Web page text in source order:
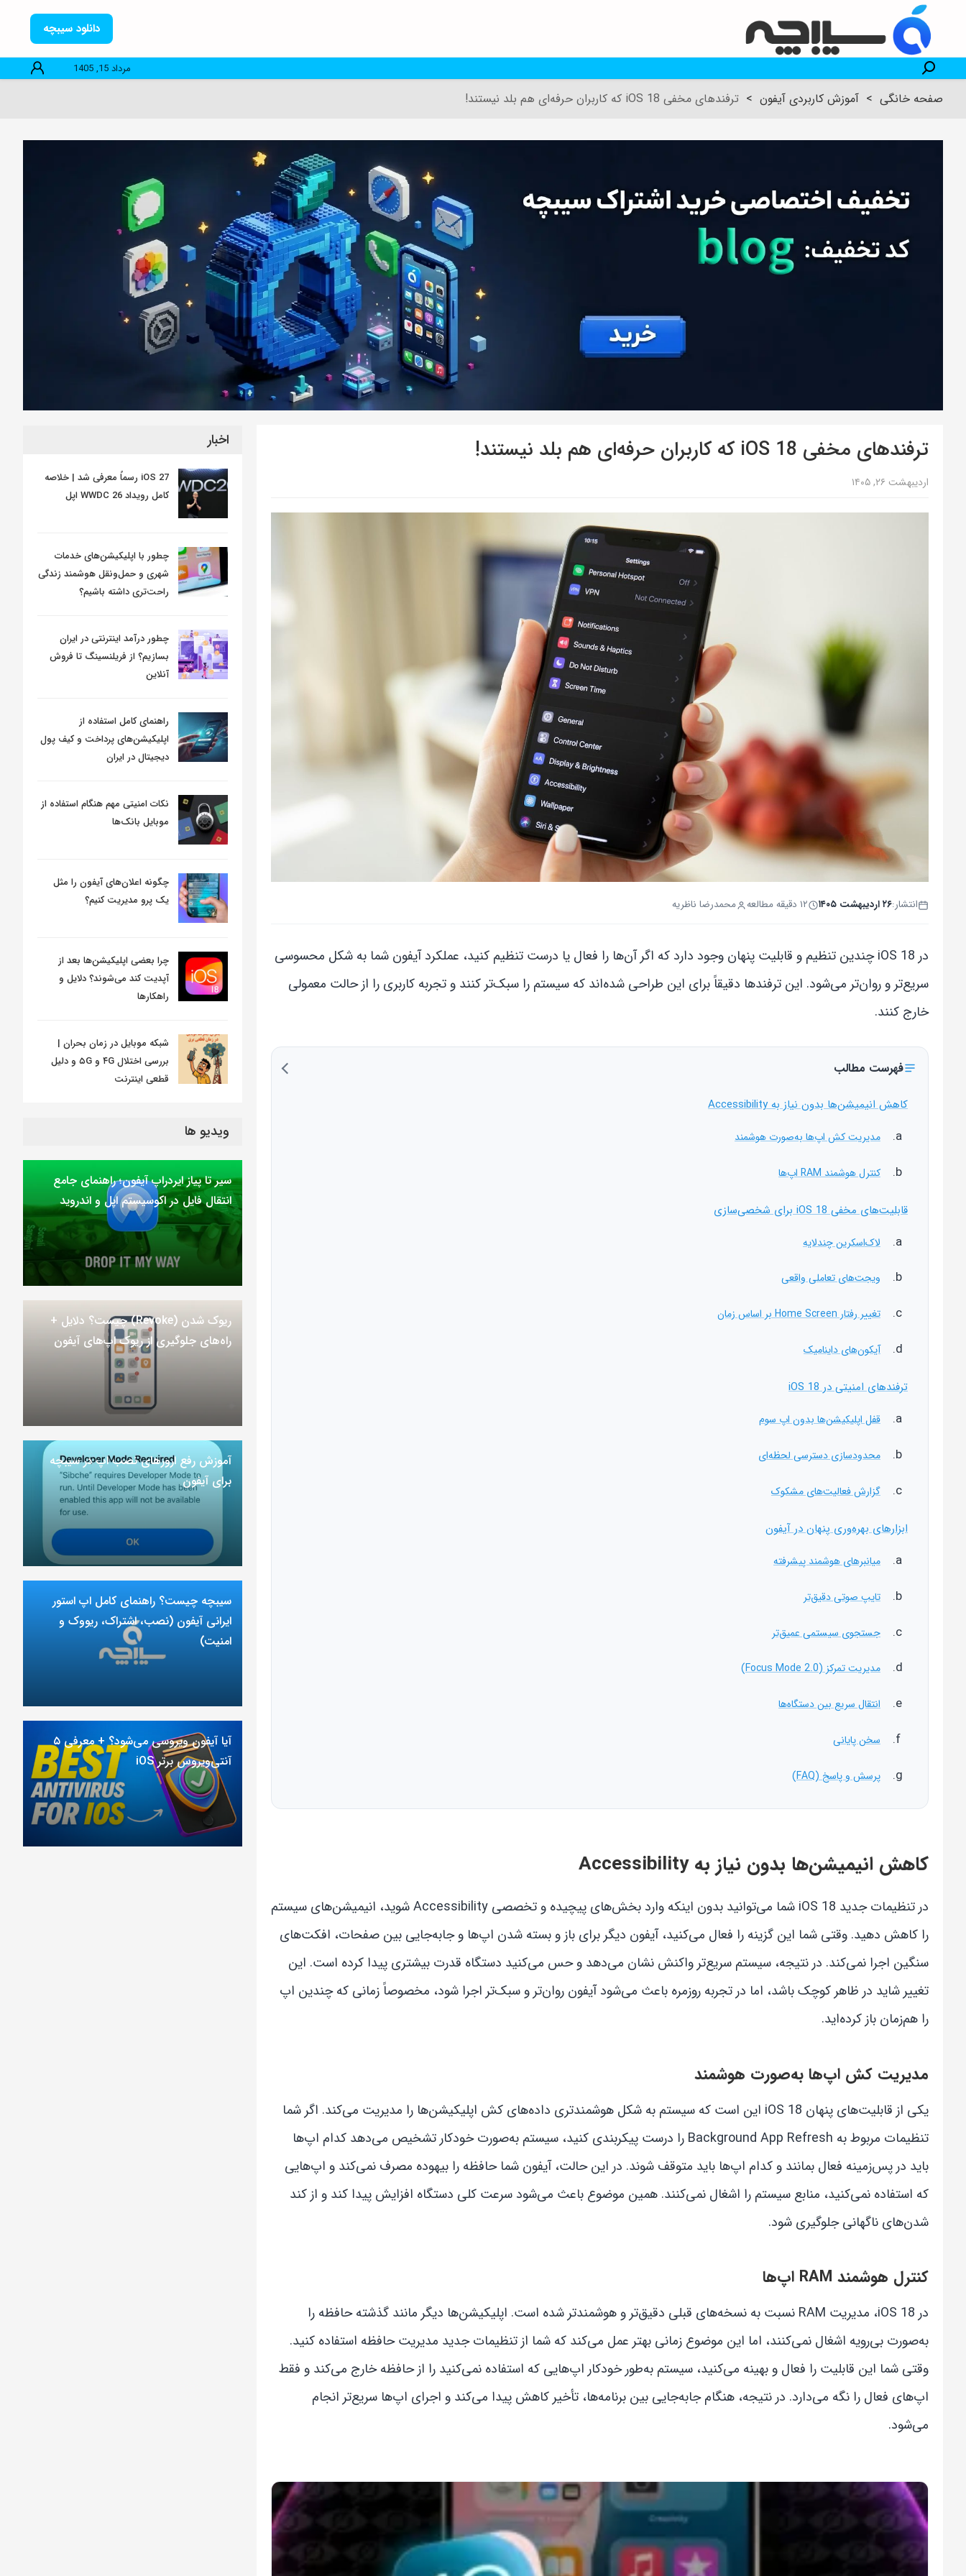
دانلود سیبچه
مرداد 15, 1405
صفحه خانگی > آموزش کاربردی آیفون > ترفندهای مخفی iOS 18 که کاربران حرفه‌ای هم بلد نیستند!
ترفندهای مخفی iOS 18 که کاربران حرفه‌ای هم بلد نیستند!
اردیبهشت ۲۶, ۱۴۰۵
انتشار:۲۶ اردیبهشت ۱۴۰۵ ۱۲ دقیقه مطالعه محمدرضا ناظریه
در iOS 18 چندین تنظیم و قابلیت پنهان وجود دارد که اگر آن‌ها را فعال یا درست تنظیم کنید، عملکرد آیفون شما به شکل محسوسی
سریع‌تر و روان‌تر می‌شود. این ترفندها دقیقاً برای این طراحی شده‌اند که سیستم را سبک‌تر کنند و تجربه کاربری را از حالت معمولی
خارج کنند.
فهرست مطالب
کاهش انیمیشن‌ها بدون نیاز به Accessibility
مدیریت کش اپ‌ها به‌صورت هوشمند
کنترل هوشمند RAM اپ‌ها
قابلیت‌های مخفی iOS 18 برای شخصی‌سازی
لاک‌اسکرین چندلایه
ویجت‌های تعاملی واقعی
تغییر رفتار Home Screen بر اساس زمان
آیکون‌های داینامیک
ترفندهای امنیتی در iOS 18
قفل اپلیکیشن‌ها بدون اپ سوم
محدودسازی دسترسی لحظه‌ای
گزارش فعالیت‌های مشکوک
ابزارهای بهره‌وری پنهان در آیفون
میانبرهای هوشمند پیشرفته
تایپ صوتی دقیق‌تر
جستجوی سیستمی عمیق‌تر
مدیریت تمرکز (Focus Mode 2.0)
انتقال سریع بین دستگاه‌ها
سخن پایانی
پرسش و پاسخ (FAQ)
کاهش انیمیشن‌ها بدون نیاز به Accessibility
در تنظیمات جدید iOS 18 شما می‌توانید بدون اینکه وارد بخش‌های پیچیده و تخصصی Accessibility شوید، انیمیشن‌های سیستم
را کاهش دهید. وقتی شما این گزینه را فعال می‌کنید، آیفون دیگر برای باز و بسته شدن اپ‌ها و جابه‌جایی بین صفحات، افکت‌های
سنگین اجرا نمی‌کند. در نتیجه، سیستم سریع‌تر واکنش نشان می‌دهد و حس می‌کنید دستگاه قدرت بیشتری پیدا کرده است. این
تغییر شاید در ظاهر کوچک باشد، اما در تجربه روزمره باعث می‌شود آیفون روان‌تر و سبک‌تر اجرا شود، مخصوصاً زمانی که چندین اپ
را هم‌زمان باز کرده‌اید.
مدیریت کش اپ‌ها به‌صورت هوشمند
یکی از قابلیت‌های پنهان iOS 18 این است که سیستم به شکل هوشمندتری داده‌های کش اپلیکیشن‌ها را مدیریت می‌کند. اگر شما
تنظیمات مربوط به Background App Refresh را درست پیکربندی کنید، سیستم به‌صورت خودکار تشخیص می‌دهد کدام اپ‌ها
باید در پس‌زمینه فعال بمانند و کدام اپ‌ها باید متوقف شوند. در این حالت، آیفون شما حافظه را بیهوده مصرف نمی‌کند و اپ‌هایی
که استفاده نمی‌کنید، منابع سیستم را اشغال نمی‌کنند. همین موضوع باعث می‌شود سرعت کلی دستگاه افزایش پیدا کند و از کند
شدن‌های ناگهانی جلوگیری شود.
کنترل هوشمند RAM اپ‌ها
در iOS 18، مدیریت RAM نسبت به نسخه‌های قبلی دقیق‌تر و هوشمندتر شده است. اپلیکیشن‌ها دیگر مانند گذشته حافظه را
به‌صورت بی‌رویه اشغال نمی‌کنند، اما این موضوع زمانی بهتر عمل می‌کند که شما از تنظیمات جدید مدیریت حافظه استفاده کنید.
وقتی شما این قابلیت را فعال و بهینه می‌کنید، سیستم به‌طور خودکار اپ‌هایی که استفاده نمی‌کنید را از حافظه خارج می‌کند و فقط
اپ‌های فعال را نگه می‌دارد. در نتیجه، هنگام جابه‌جایی بین برنامه‌ها، تأخیر کاهش پیدا می‌کند و اجرای اپ‌ها سریع‌تر انجام
می‌شود.
اخبار
iOS 27 رسماً معرفی شد | خلاصه
کامل رویداد WWDC 26 اپل
چطور با اپلیکیشن‌های خدمات
شهری و حمل‌ونقل هوشمند زندگی
راحت‌تری داشته باشیم؟
چطور درآمد اینترنتی در ایران
بسازیم؟ از فریلنسینگ تا فروش
آنلاین
راهنمای کامل استفاده از
اپلیکیشن‌های پرداخت و کیف پول
دیجیتال در ایران
نکات امنیتی مهم هنگام استفاده از
موبایل بانک‌ها
چگونه اعلان‌های آیفون را مثل
یک پرو مدیریت کنیم؟
چرا بعضی اپلیکیشن‌ها بعد از
آپدیت کند می‌شوند؟ دلایل و
راهکارها
شبکه موبایل در زمان بحران |
بررسی اختلال ۴G و ۵G و دلیل
قطعی اینترنت
ویدیو ها
سیر تا پیاز ایردراپ آیفون؛ راهنمای جامع
انتقال فایل در اکوسیستم اپل و اندروید
ریوک شدن (Revoke) چیست؟ دلایل +
راه‌های جلوگیری از ریوک اپ‌های آیفون
آموزش رفع ارور‌های نصب اپ در سیبچه
برای آیفون
سیبچه چیست؟ راهنمای کامل اپ استور
ایرانی آیفون (نصب، اشتراک، ریووک و
امنیت)
آیا آیفون ویروسی می‌شود؟ + معرفی ۵
آنتی‌ویروس برتر iOS